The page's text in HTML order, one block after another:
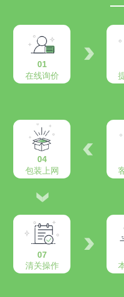
01
在线询价
04
包装上网
07
清关操作